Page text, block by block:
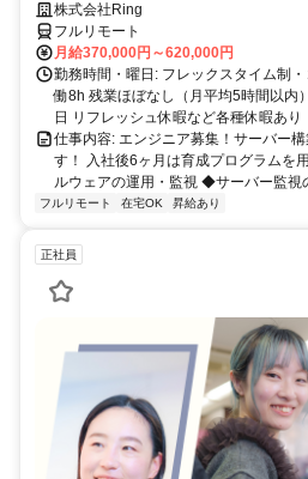
株式会社Ring
フルリモート
月給370,000円～620,000円
勤務時間・曜日: フレックスタイム制
働8h 残業ほぼなし（月平均5時間以内
日 リフレッシュ休暇など各種休暇あり
仕事内容: エンジニア募集！サーバー
す！ 入社後6ヶ月は育成プログラム
ルウェアの運用・監視 ◆サーバー監
フルリモート 在宅OK 昇給あり
正社員